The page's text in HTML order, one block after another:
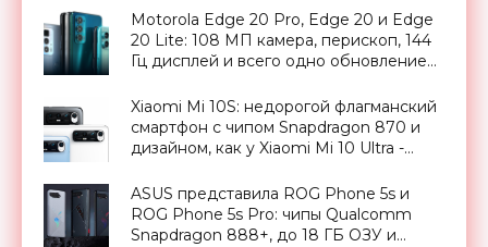
Motorola Edge 20 Pro, Edge 20 и Edge
20 Lite: 108 МП камера, перископ, 144
Гц дисплей и всего одно обновление
«Смартфоны»
Xiaomi Mi 10S: недорогой флагманский
смартфон с чипом Snapdragon 870 и
дизайном, как у Xiaomi Mi 10 Ultra -
ASUS представила ROG Phone 5s и
ROG Phone 5s Pro: чипы Qualcomm
Snapdragon 888+, до 18 ГБ ОЗУ и